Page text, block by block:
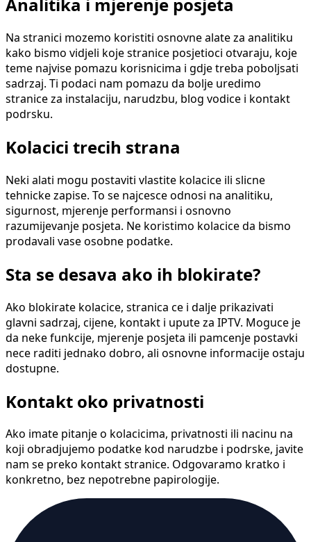
Analitika i mjerenje posjeta
Na stranici mozemo koristiti osnovne alate za analitiku
kako bismo vidjeli koje stranice posjetioci otvaraju, koje
teme najvise pomazu korisnicima i gdje treba poboljsati
sadrzaj. Ti podaci nam pomazu da bolje uredimo
stranice za instalaciju, narudzbu, blog vodice i kontakt
podrsku.
Kolacici trecih strana
Neki alati mogu postaviti vlastite kolacice ili slicne
tehnicke zapise. To se najcesce odnosi na analitiku,
sigurnost, mjerenje performansi i osnovno
razumijevanje posjeta. Ne koristimo kolacice da bismo
prodavali vase osobne podatke.
Sta se desava ako ih blokirate?
Ako blokirate kolacice, stranica ce i dalje prikazivati
glavni sadrzaj, cijene, kontakt i upute za IPTV. Moguce je
da neke funkcije, mjerenje posjeta ili pamcenje postavki
nece raditi jednako dobro, ali osnovne informacije ostaju
dostupne.
Kontakt oko privatnosti
Ako imate pitanje o kolacicima, privatnosti ili nacinu na
koji obradjujemo podatke kod narudzbe i podrske, javite
nam se preko kontakt stranice. Odgovaramo kratko i
konkretno, bez nepotrebne papirologije.